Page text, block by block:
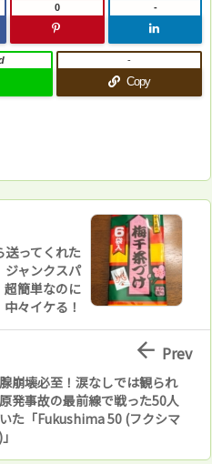
0 -
Copy
-
送ってくれた
ジャンクスパ
超簡単なのに
中々イケる！
腺崩壊必至！涙なしでは観られ
発事故の最前線で戦った50人
た「Fukushima 50 (フクシマ
 Prev